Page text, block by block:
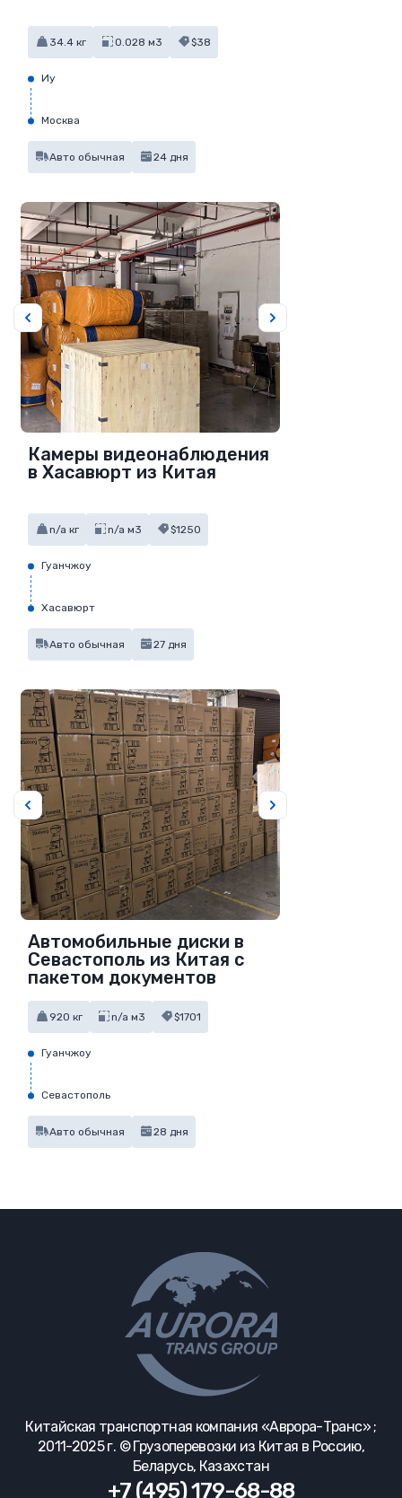
34.4 кг 0.028 м3 $38
Иу
Москва
Авто обычная 24 дня
Камеры видеонаблюдения
в Хасавюрт из Китая
n/a кг n/a м3 $1250
Гуанчжоу
Хасавюрт
Авто обычная 27 дня
Автомобильные диски в
Севастополь из Китая с
пакетом документов
920 кг n/a м3 $1701
Гуанчжоу
Севастополь
Авто обычная 28 дня
Китайская транспортная компания «Аврора-Транс» ;
2011-2025 г. © Грузоперевозки из Китая в Россию,
Беларусь, Казахстан
+7 (495) 179-68-88